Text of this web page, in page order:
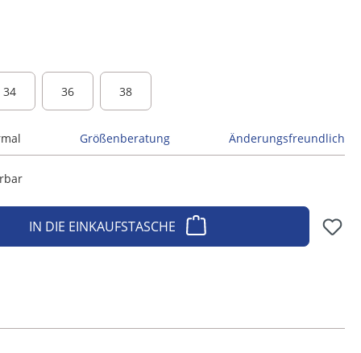
34 36 38
Größenberatung Änderungsfreundlich
IN DIE EINKAUFSTASCHE